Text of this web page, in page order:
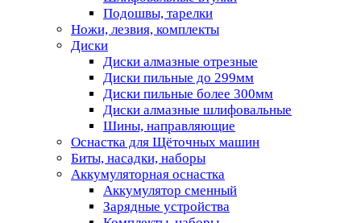
Подошвы, тарелки
Ножи, лезвия, комплекты
Диски
Диски алмазные отрезные
Диски пильные до 299мм
Диски пильные более 300мм
Диски алмазные шлифовальные
Шины, направляющие
Оснастка для Щёточных машин
Биты, насадки, наборы
Аккумуляторная оснастка
Аккумулятор сменный
Зарядные устройства